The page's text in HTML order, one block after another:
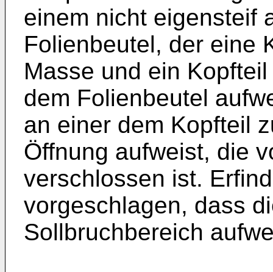
einem nicht eigensteif
Folienbeutel, der eine
Masse und ein
dem Folienbeutel
an einer dem Kopfteil
Öffnung aufweist, die
verschlossen ist.
vorgeschlagen, dass
Sollbruchbereich